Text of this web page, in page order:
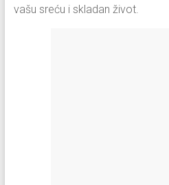
vašu sreću i skladan život.